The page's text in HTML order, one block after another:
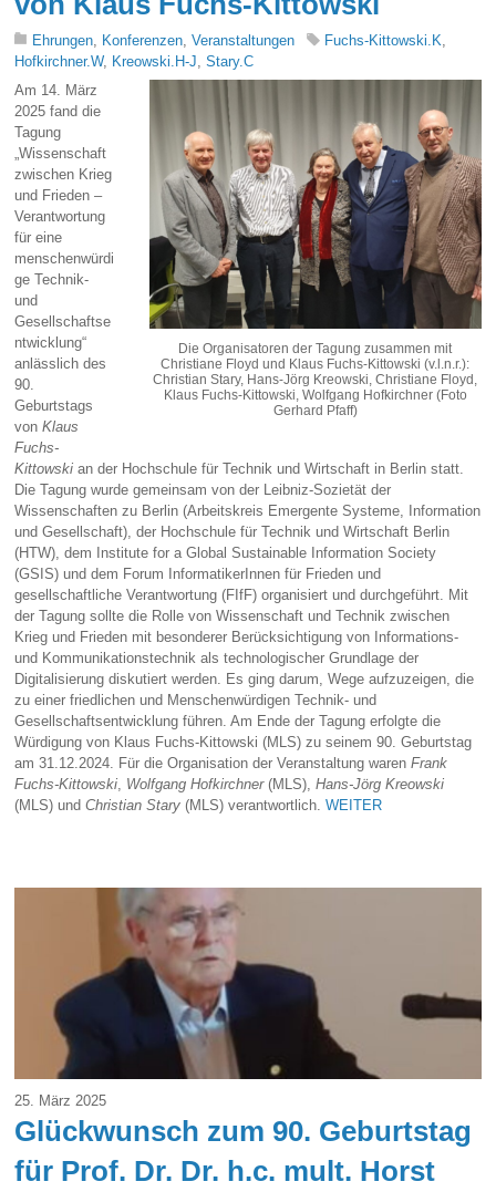
Ehrungen Konferenzen ,Veranstaltungen Fuchs-Kittowski.K
Hofkirchner.W, Kreowski.H-J ,Stary.C
Die Organisatoren der Tagung zusammen mit
Christiane Floyd und Klaus Fuchs-Kittowski (v.l.n.r.):
Christian Stary, Hans-Jörg Kreowski, Christiane Floyd,
Klaus Fuchs-Kittowski, Wolfgang Hofkirchner (Foto
Gerhard Pfaff)
Am 14. März
2025 fand die
Tagung
„Wissenschaft
zwischen Krieg
und Frieden –
Verantwortung
für eine
menschenwürdi
ge Technik-
und
Gesellschaftse
ntwicklung“
anlässlich des
90.
Geburtstags
vonKlaus
Fuchs-
Kittowski an der Hochschule für Technik und Wirtschaft in Berlin statt.
Die Tagung wurde gemeinsam von der Leibniz-Sozietät der
Wissenschaften zu Berlin (Arbeitskreis Emergente Systeme, Information
und Gesellschaft), der Hochschule für Technik und Wirtschaft Berlin
(HTW), dem Institute for a Global Sustainable Information Society
(GSIS) und dem Forum InformatikerInnen für Frieden und
gesellschaftliche Verantwortung (FIfF) organisiert und durchgeführt. Mit
der Tagung sollte die Rolle von Wissenschaft und Technik zwischen
Krieg und Frieden mit besonderer Berücksichtigung von Informations-
und Kommunikationstechnik als technologischer Grundlage der
Digitalisierung diskutiert werden. Es ging darum, Wege aufzuzeigen, die
zu einer friedlichen und Menschenwürdigen Technik- und
Gesellschaftsentwicklung führen. Am Ende der Tagung erfolgte die
Würdigung von Klaus Fuchs-Kittowski (MLS) zu seinem 90. Geburtstag
am 31.12.2024. Für die Organisation der Veranstaltung warenFrank
Fuchs-Kittowski Wolfgang Hofkirchner(MLS),Hans-Jörg Kreowski
(MLS) undChristian Stary (MLS) verantwortlich.WEITER
25. März 2025
Glückwunsch zum 90. Geburtstag
für Prof. Dr. Dr. h.c. mult. Horst